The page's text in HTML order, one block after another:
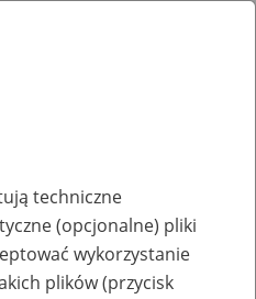
techniczne
(opcjonalne) pliki
wykorzystanie
plików (przycisk